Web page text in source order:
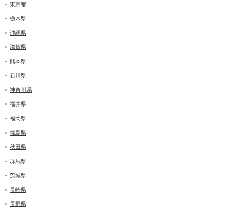
東京都
栃木県
沖縄県
滋賀県
熊本県
石川県
神奈川県
福井県
福岡県
福島県
秋田県
群馬県
茨城県
長崎県
長野県